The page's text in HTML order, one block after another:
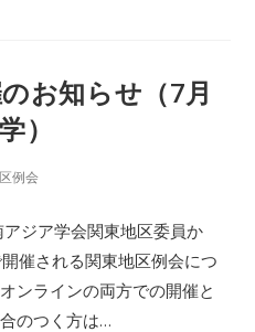
お知らせ（7月
）
例会
ジア学会関東地区委員か
催される関東地区例会につ
ンラインの両方での開催と
のつく方は…